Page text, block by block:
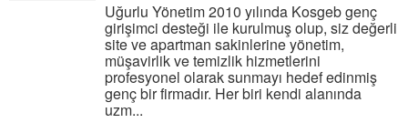
Uğurlu Yönetim 2010 yılında Kosgeb genç
girişimci desteği ile kurulmuş olup, siz değerli
site ve apartman sakinlerine yönetim,
müşavirlik ve temizlik hizmetlerini
profesyonel olarak sunmayı hedef edinmiş
genç bir firmadır. Her biri kendi alanında
uzm...